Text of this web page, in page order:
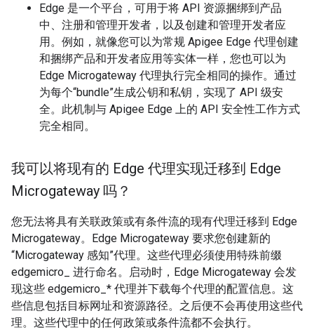
Edge 是一个平台，可用于将 API 资源捆绑到产品
中、注册和管理开发者，以及创建和管理开发者应
用。例如，就像您可以为常规 Apigee Edge 代理创建
和捆绑产品和开发者应用等实体一样，您也可以为
Edge Microgateway 代理执行完全相同的操作。通过
为每个“bundle”生成公钥和私钥，实现了 API 级安
全。此机制与 Apigee Edge 上的 API 安全性工作方式
完全相同。
我可以将现有的 Edge 代理实现迁移到 Edge
Microgateway 吗？
您无法将具有关联政策或有条件流的现有代理迁移到 Edge
Microgateway。Edge Microgateway 要求您创建新的
“Microgateway 感知”代理。这些代理必须使用特殊前缀
edgemicro_ 进行命名。启动时，Edge Microgateway 会发
现这些 edgemicro_* 代理并下载每个代理的配置信息。这
些信息包括目标网址和资源路径。之后便不会再使用这些代
理。这些代理中的任何政策或条件流都不会执行。